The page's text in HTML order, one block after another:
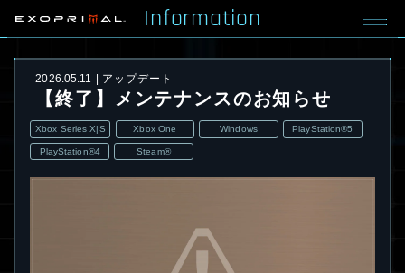
Information
2026.05.11 アップデート
【終了】メンテナンスのお知らせ
Xbox Series X|S Xbox One Windows PlayStation®5
PlayStation®4 Steam®